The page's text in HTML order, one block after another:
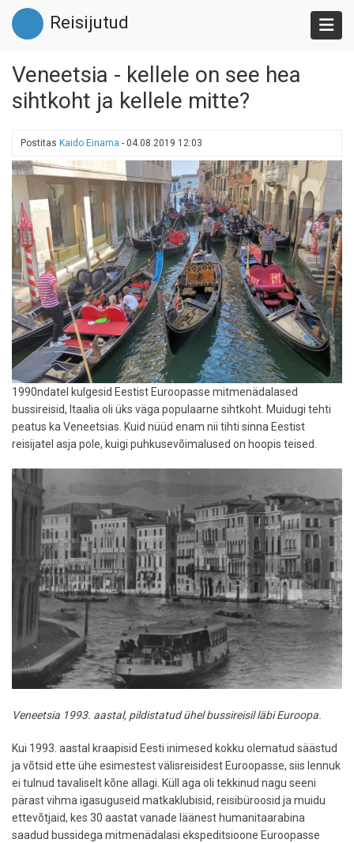
Liigu
edasi
põhisisu
Reisijutud
Veneetsia - kellele on see hea
sihtkoht ja kellele mitte?
Postitas Kaido Einama - 04.08.2019 12:03
1990ndatel kulgesid Eestist Euroopasse mitmenädalased
bussireisid, Itaalia oli üks väga populaarne sihtkoht. Muidugi tehti
peatus ka Veneetsias. Kuid nüüd enam nii tihti sinna Eestist
reisijatel asja pole, kuigi puhkusevõimalused on hoopis teised.
Veneetsia 1993. aastal, pildistatud ühel bussireisil läbi Euroopa.
Kui 1993. aastal kraapisid Eesti inimesed kokku olematud säästud
ja võtsid ette ühe esimestest välisreisidest Euroopasse, siis lennuk
ei tulnud tavaliselt kõne allagi. Küll aga oli tekkinud nagu seeni
pärast vihma igasuguseid matkaklubisid, reisibüroosid ja muidu
ettevõtjaid, kes 30 aastat vanade läänest humanitaarabina
saadud bussidega mitmenädalasi ekspeditsioone Euroopasse